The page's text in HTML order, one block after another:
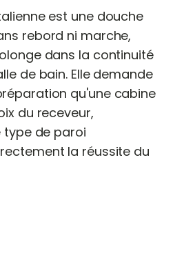
est une douche
rebord ni marche,
dans la continuité
de bain. Elle demande
qu'une cabine
du receveur,
type de paroi
la réussite du